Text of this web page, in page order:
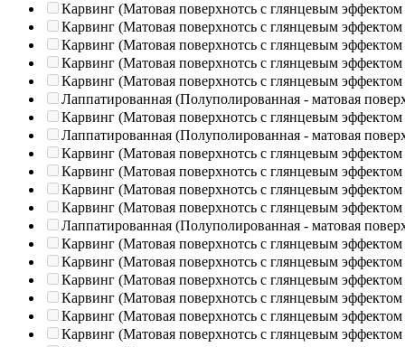
Карвинг (Матовая поверхнотсь с глянцевым эффектом
Карвинг (Матовая поверхнотсь с глянцевым эффектом
Карвинг (Матовая поверхнотсь с глянцевым эффектом
Карвинг (Матовая поверхнотсь с глянцевым эффектом
Карвинг (Матовая поверхнотсь с глянцевым эффектом
Лаппатированная (Полуполированная - матовая
Карвинг (Матовая поверхнотсь с глянцевым эффектом
Лаппатированная (Полуполированная - матовая
Карвинг (Матовая поверхнотсь с глянцевым эффектом
Карвинг (Матовая поверхнотсь с глянцевым эффектом
Карвинг (Матовая поверхнотсь с глянцевым эффектом
Карвинг (Матовая поверхнотсь с глянцевым эффектом
Лаппатированная (Полуполированная - матовая
Карвинг (Матовая поверхнотсь с глянцевым эффектом
Карвинг (Матовая поверхнотсь с глянцевым эффектом
Карвинг (Матовая поверхнотсь с глянцевым эффектом
Карвинг (Матовая поверхнотсь с глянцевым эффектом
Карвинг (Матовая поверхнотсь с глянцевым эффектом
Карвинг (Матовая поверхнотсь с глянцевым эффектом